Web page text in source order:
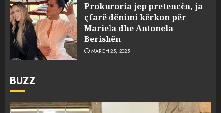
Prokuroria jep pretencën, ja
çfarë dënimi kërkon për
Mariela dhe Antonela
Berishën
MARCH 25, 2025
BUZZ